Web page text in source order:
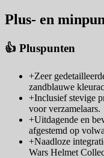
Plus- en
👍 Pluspunten
+Zeer
zandblauwe
+Inclusief stevige
voor verzamelaars.
+Uitdagende en
afgestemd op
+Naadloze
Wars Helmet